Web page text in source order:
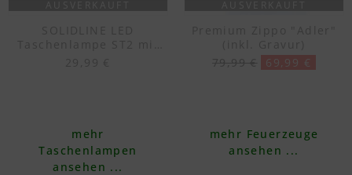
69,99 €
mehr
Taschenlampen
ansehen ...
mehr Feuerzeuge
ansehen ...